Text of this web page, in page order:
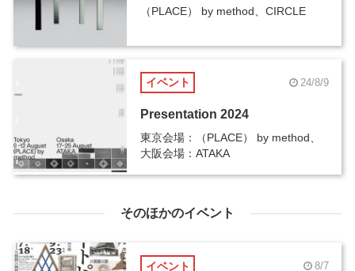
（PLACE） by method、CIRCLE
イベント 24/8/9
Presentation 2024
東京会場：（PLACE） by method、
大阪会場：ATAKA
そのほかのイベント
イベント 8/7